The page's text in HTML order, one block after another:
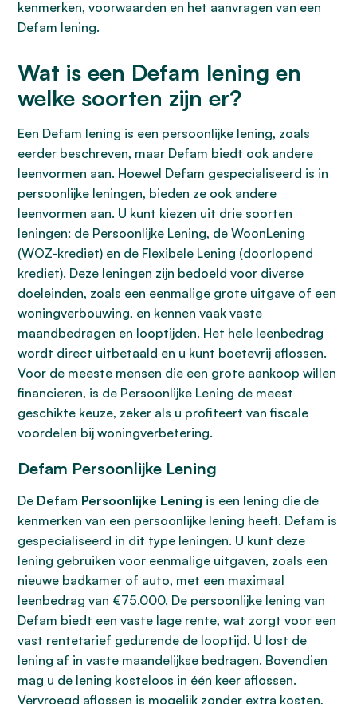
kenmerken, voorwaarden en het aanvragen van een
Defam lening.
Wat is een Defam lening en
welke soorten zijn er?
Een Defam lening is een persoonlijke lening, zoals
eerder beschreven, maar Defam biedt ook andere
leenvormen aan. Hoewel Defam gespecialiseerd is in
persoonlijke leningen, bieden ze ook andere
leenvormen aan. U kunt kiezen uit drie soorten
leningen: de Persoonlijke Lening, de WoonLening
(WOZ-krediet) en de Flexibele Lening (doorlopend
krediet). Deze leningen zijn bedoeld voor diverse
doeleinden, zoals een eenmalige grote uitgave of een
woningverbouwing, en kennen vaak vaste
maandbedragen en looptijden. Het hele leenbedrag
wordt direct uitbetaald en u kunt boetevrij aflossen.
Voor de meeste mensen die een grote aankoop willen
financieren, is de Persoonlijke Lening de meest
geschikte keuze, zeker als u profiteert van fiscale
voordelen bij woningverbetering.
Defam Persoonlijke Lening
De Defam Persoonlijke Lening is een lening die de
kenmerken van een persoonlijke lening heeft. Defam is
gespecialiseerd in dit type leningen. U kunt deze
lening gebruiken voor eenmalige uitgaven, zoals een
nieuwe badkamer of auto, met een maximaal
leenbedrag van €75.000. De persoonlijke lening van
Defam biedt een vaste lage rente, wat zorgt voor een
vast rentetarief gedurende de looptijd. U lost de
lening af in vaste maandelijkse bedragen. Bovendien
mag u de lening kosteloos in één keer aflossen.
Vervroegd aflossen is mogelijk zonder extra kosten,